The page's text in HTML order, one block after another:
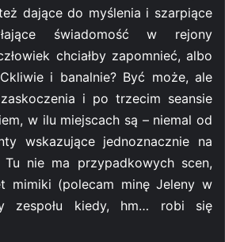
dające do myślenia i szarpiące
świadomość w rejony
chciałby zapomnieć, albo
i banalnie? Być może, ale
i po trzecim seansie
w ilu miejscach są – niemal od
wskazujące jednoznacznie na
nie ma przypadkowych scen,
mimiki (polecam minę Jeleny w
zespołu kiedy, hm… robi się